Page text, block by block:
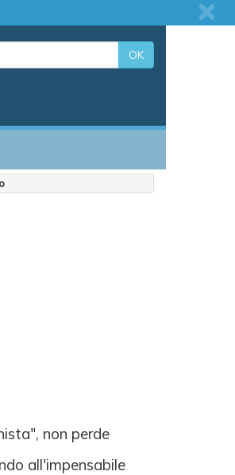
OK
non perde
all'impensabile